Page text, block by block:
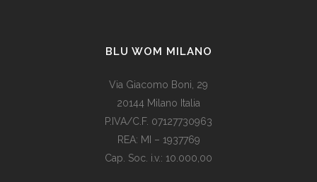
BLU WOM MILANO
Via Giacomo Boni, 29
20144 Milano Italia
P.IVA/C.F. 07127730963
REA: MI – 1937769
Cap. Soc. i.v.: 10.000,00